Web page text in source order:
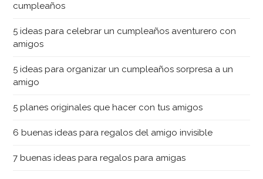
cumpleaños
5 ideas para celebrar un cumpleaños aventurero con
amigos
5 ideas para organizar un cumpleaños sorpresa a un
amigo
5 planes originales que hacer con tus amigos
6 buenas ideas para regalos del amigo invisible
7 buenas ideas para regalos para amigas